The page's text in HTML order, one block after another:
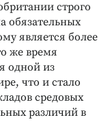
строго
обязательных
является более
же время
одной из
что и стало
средовых
различий в